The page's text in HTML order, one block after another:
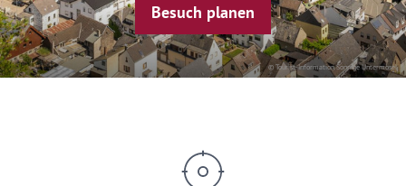
© Tourist-Information Sonnige Untermosel
Besuch planen